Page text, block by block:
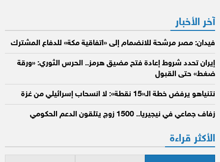
آخر الأخبار
فيدان: مصر مرشحة للانضمام إلى «اتفاقية مكة» للدفاع المشترك
إيران تحدد شروط إعادة فتح مضيق هرمز.. الحرس الثوري: «ورقة
ضغط» حتى القبول
نتنياهو يرفض خطة الـ«15 نقطة»: لا انسحاب إسرائيلي من غزة
زفاف جماعي في نيجيريا.. 1500 زوج يتلقون الدعم الحكومي
الأكثر قراءة